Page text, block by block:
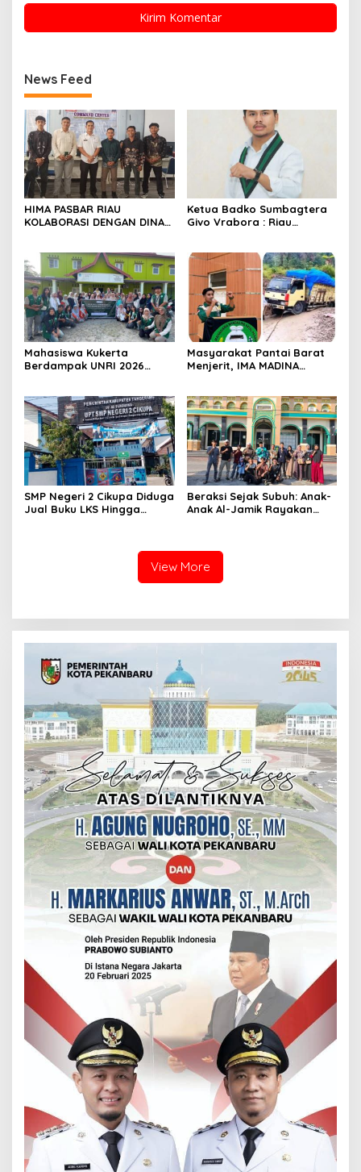
News Feed
HIMA PASBAR RIAU
KOLABORASI DENGAN DINAS
MENGAWAL DAN MENGAWASI
PILWANA BADUNSANAK
KABUPATEN PASAMAN BARAT
2026
Ketua Badko Sumbagtera
Givo Vrabora : Riau
Kelola BUMD yang Bersih
dan Akuntabel
Mahasiswa Kukerta
Berdampak UNRI 2026
Minyak Jelantah Bersama
Ibu-Ibu PPK di Desa Pekan
Tua, Kempas.
Masyarakat Pantai Barat
Menjerit, IMA MADINA
Lintas Batang Natal- Natal
SMP Negeri 2 Cikupa Diduga
Jual Buku LKS Hingga
Beraksi Sejak Subuh: Anak-
Anak Al-Jamik Rayakan
View More